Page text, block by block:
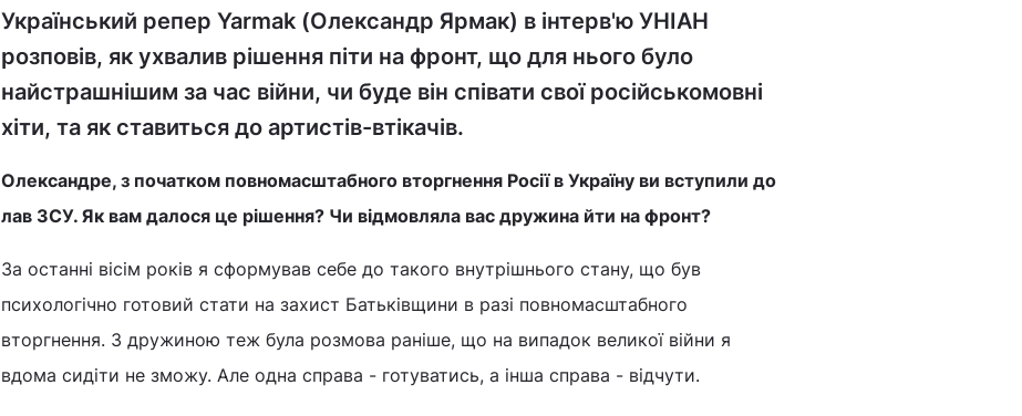
Український репер Yarmak (Олександр Ярмак) в інтерв'ю УНІАН
розповів, як ухвалив рішення піти на фронт, що для нього було
найстрашнішим за час війни, чи буде він співати свої російськомовні
хіти, та як ставиться до артистів-втікачів.
Олександре, з початком повномасштабного вторгнення Росії в Україну ви вступили до
лав ЗСУ. Як вам далося це рішення? Чи відмовляла вас дружина йти на фронт?
За останні вісім років я сформував себе до такого внутрішнього стану, що був
психологічно готовий стати на захист Батьківщини в разі повномасштабного
вторгнення. З дружиною теж була розмова раніше, що на випадок великої війни я
вдома сидіти не зможу. Але одна справа - готуватись, а інша справа - відчути.